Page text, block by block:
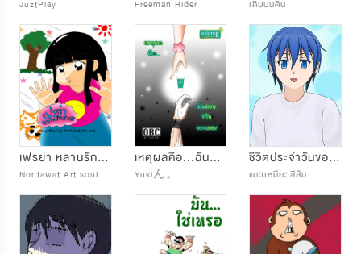
JuztPlay Freeman Rider เดินบนดิน
เฟรย่า หลานรักฮาเฮ
Nontawat Art souL
เหตุผลคือ...ฉันชอบที่ใจของเธอ!(พี่หมอstory)
Yukiん。
ชีวิตประจำวันของผมก็แบบนี้ล่ะ
แมวเหมียวสีส้ม